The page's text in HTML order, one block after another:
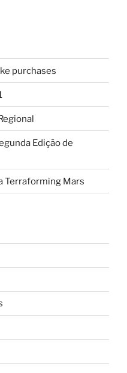
purchases
Edição de
Terraforming Mars